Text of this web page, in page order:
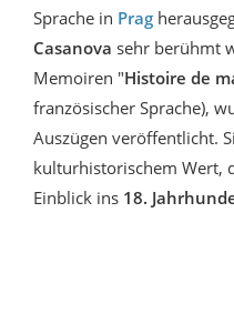
Sprache in Prag
Casanova sehr berühmt
Memoiren "Histoire de
französischer Sprache),
Auszügen veröffentlicht.
kulturhistorischem Wert,
Einblick ins 18.